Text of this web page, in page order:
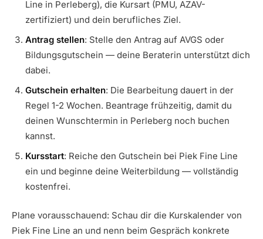
Line in Perleberg), die Kursart (PMU, AZAV-
zertifiziert) und dein berufliches Ziel.
Antrag stellen: Stelle den Antrag auf AVGS oder
Bildungsgutschein — deine Beraterin unterstützt dich
dabei.
Gutschein erhalten: Die Bearbeitung dauert in der
Regel 1-2 Wochen. Beantrage frühzeitig, damit du
deinen Wunschtermin in Perleberg noch buchen
kannst.
Kursstart: Reiche den Gutschein bei Piek Fine Line
ein und beginne deine Weiterbildung — vollständig
kostenfrei.
Plane vorausschauend: Schau dir die Kurskalender von
Piek Fine Line an und nenn beim Gespräch konkrete